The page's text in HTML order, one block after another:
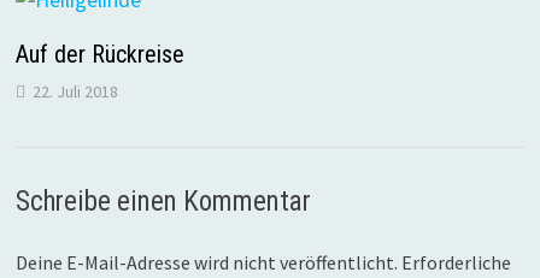
Auf der Rückreise
22. Juli 2018
Schreibe einen Kommentar
Deine E-Mail-Adresse wird nicht veröffentlicht. Erforderliche